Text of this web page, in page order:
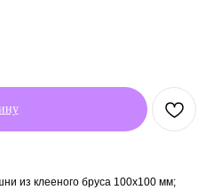
из клееного бруса 100х100 мм;